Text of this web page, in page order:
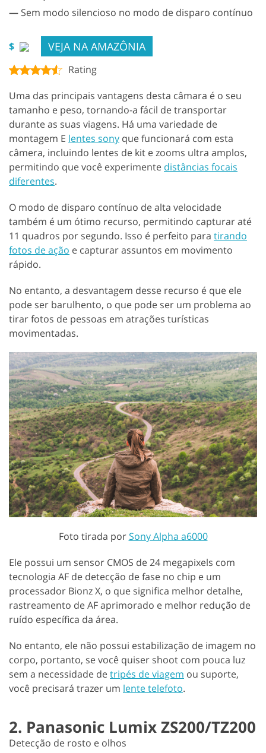
— Sem modo silencioso no modo de disparo contínuo
$ VEJA NA AMAZÔNIA
Rating
Uma das principais vantagens desta câmara é o seu
tamanho e peso, tornando-a fácil de transportar
durante as suas viagens. Há uma variedade de
montagem E lentes sony que funcionará com esta
câmera, incluindo lentes de kit e zooms ultra amplos,
permitindo que você experimente distâncias focais
diferentes.
O modo de disparo contínuo de alta velocidade
também é um ótimo recurso, permitindo capturar até
11 quadros por segundo. Isso é perfeito para tirando
fotos de ação e capturar assuntos em movimento
rápido.
No entanto, a desvantagem desse recurso é que ele
pode ser barulhento, o que pode ser um problema ao
tirar fotos de pessoas em atrações turísticas
movimentadas.
Foto tirada porSony Alpha a6000
Ele possui um sensor CMOS de 24 megapixels com
tecnologia AF de detecção de fase no chip e um
processador Bionz X, o que significa melhor detalhe,
rastreamento de AF aprimorado e melhor redução de
ruído específica da área.
No entanto, ele não possui estabilização de imagem no
corpo, portanto, se você quiser shoot com pouca luz
sem a necessidade detripés de viagem ou suporte,
você precisará trazer um lente telefoto.
2. Panasonic Lumix ZS200/TZ200
Detecção de rosto e olhos